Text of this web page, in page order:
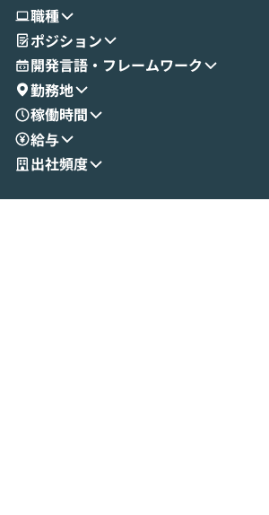
せいただきます。数分でワークフローが完
成する手軽さや、Gmail等の外部サービス
とセキュアに連携できるポイントなど、実
演を通じて具体的なイメージをお届けしま
す。 後半のディスカッションでは、セキュ
リティの考え方や社内導入の進め方など、
現場目線でさらに深掘りしていきます。
「自分の業務をAIで自動化してみたいけ
いう方にこそ参加いただきたいイベントで
職種
ポジション
開発言語・フレームワーク
勤務地
稼働時間
給与
出社頻度